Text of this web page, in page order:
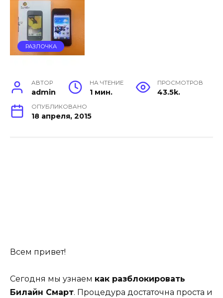
РАЗЛОЧКА
АВТОР
admin
НА ЧТЕНИЕ
1 мин.
ПРОСМОТРОВ
43.5k.
ОПУБЛИКОВАНО
18 апреля, 2015
Всем привет!
Сегодня мы узнаем как разблокировать
Билайн Смарт. Процедура достаточна проста и